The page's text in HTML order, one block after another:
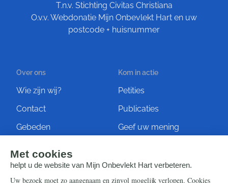
T.n.v. Stichting Civitas Christiana
O.v.v. Webdonatie Mijn Onbevlekt Hart en uw
postcode + huisnummer
Over ons
Wie zijn wij?
Contact
Gebeden
Kom in actie
Petities
Publicaties
Geef uw mening
Steun ons Info